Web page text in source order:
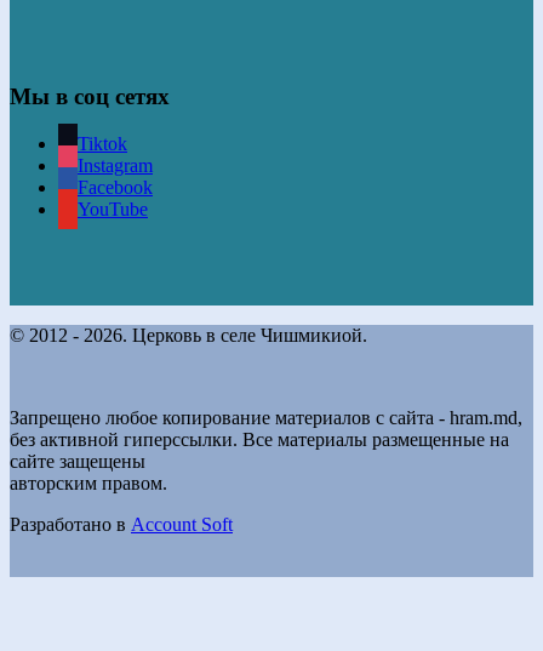
Мы в соц сетях
Tiktok
Instagram
Facebook
YouTube
© 2012 - 2026. Церковь в селе Чишмикиой.
Запрещено любое копирование материалов с сайта - hram.md,
без активной гиперссылки. Все материалы размещенные на
сайте защещены
авторским правом.
Разработано в Account Soft